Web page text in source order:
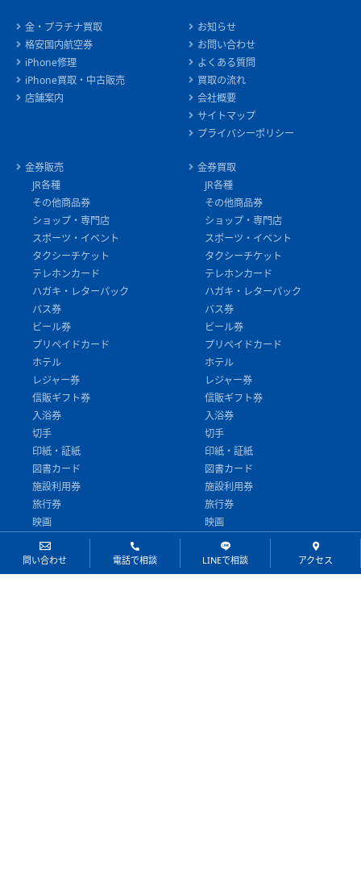
問い合わせ 電話で相談 LINEで相談 アクセス
金・プラチナ買取
格安国内航空券
iPhone修理
iPhone買取・中古販売
店舗案内
お知らせ
お問い合わせ
よくある質問
買取の流れ
会社概要
サイトマップ
プライバシーポリシー
金券販売
JR各種
その他商品券
ショップ・専門店
スポーツ・イベント
タクシーチケット
テレホンカード
ハガキ・レターパック
バス券
ビール券
プリペイドカード
ホテル
レジャー券
信販ギフト券
入浴券
切手
印紙・証紙
図書カード
施設利用券
旅行券
映画
百貨店商品券
航空会社株主券
飲食・レストラン
金券買取
JR各種
その他商品券
ショップ・専門店
スポーツ・イベント
タクシーチケット
テレホンカード
ハガキ・レターパック
バス券
ビール券
プリペイドカード
ホテル
レジャー券
信販ギフト券
入浴券
切手
印紙・証紙
図書カード
施設利用券
旅行券
映画
百貨店商品券
航空会社株主券
飲食・レストラン